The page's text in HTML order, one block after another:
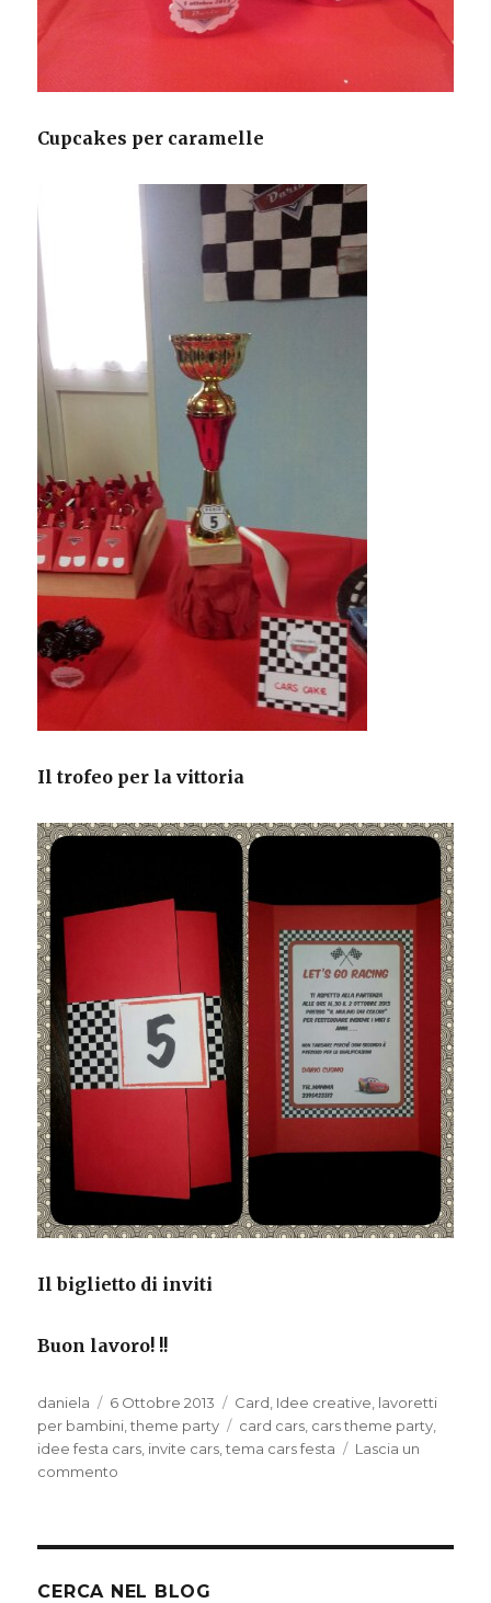
Cupcakes per caramelle
Il trofeo per la vittoria
Il biglietto di inviti
Buon lavoro! !!
Autore
daniela
Pubblicato
il
6 Ottobre 2013 Categorie
Card Idee creative lavoretti
per bambini ,theme party Tag
card cars cars theme party
idee festa cars invite cars ,tema cars festa
Lascia un
commento
CERCA NEL BLOG